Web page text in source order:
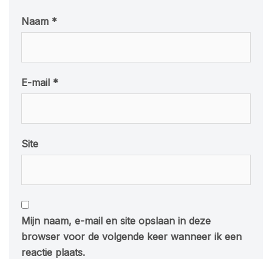
Naam *
E-mail *
Site
Mijn naam, e-mail en site opslaan in deze
browser voor de volgende keer wanneer ik een
reactie plaats.